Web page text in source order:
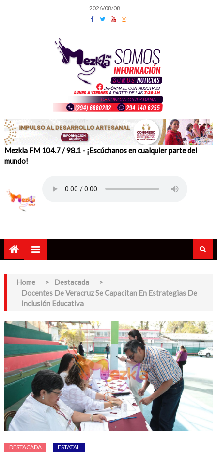
content
2026/08/08
Mezkla FM 104.7 / 98.1 - ¡Escúchanos en cualquier parte del
mundo!
Home > Destacada
>
Docentes De Veracruz Se Capacitan En Estrategias De
Inclusión Educativa
DESTACADA ESTATAL